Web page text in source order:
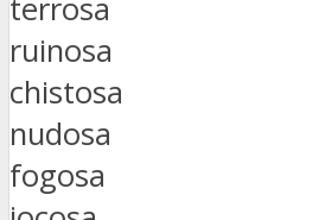
terrosa
ruinosa
chistosa
nudosa
fogosa